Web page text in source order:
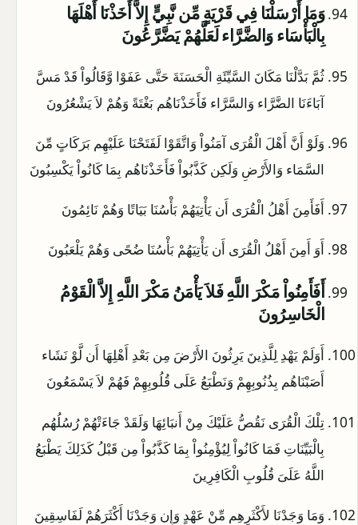
وَمَا أَرْسَلْنَا فِي قَرْيَةٍ مِّن نَّبِيٍّ إِلاَّ أَخَذْنَا أَهْلَهَا
بِالْبَأْسَاء وَالضَّرَّاء لَعَلَّهُمْ يَضَّرَّعُونَ
ثُمَّ بَدَّلْنَا مَكَانَ السَّيِّئَةِ الْحَسَنَةَ حَتَّى عَفَوْا وَّقَالُواْ قَدْ مَسَّ
آبَاءَنَا الضَّرَّاء وَالسَّرَّاء فَأَخَذْنَاهُم بَغْتَةً وَهُمْ لاَ يَشْعُرُونَ
وَلَوْ أَنَّ أَهْلَ الْقُرَى آمَنُواْ وَاتَّقَوْا لَفَتَحْنَا عَلَيْهِم بَرَكَاتٍ مِّنَ
السَّمَاء وَالأَرْضِ وَلَكِن كَذَّبُواْ فَأَخَذْنَاهُم بِمَا كَانُواْ يَكْسِبُونَ
أَفَأَمِنَ أَهْلُ الْقُرَى أَن يَأْتِيَهُمْ بَأْسُنَا بَيَاتًا وَهُمْ نَائِمُونَ
أَوَ أَمِنَ أَهْلُ الْقُرَى أَن يَأْتِيَهُمْ بَأْسُنَا ضُحًى وَهُمْ يَلْعَبُونَ
أَفَأَمِنُواْ مَكْرَ اللَّهِ فَلاَ يَأْمَنُ مَكْرَ اللَّهِ إِلاَّ الْقَوْمُ
الْخَاسِرُونَ
أَوَلَمْ يَهْدِ لِلَّذِينَ يَرِثُونَ الأَرْضَ مِن بَعْدِ أَهْلِهَا أَن لَّوْ نَشَاء
أَصَبْنَاهُم بِذُنُوبِهِمْ وَنَطْبَعُ عَلَى قُلُوبِهِمْ فَهُمْ لاَ يَسْمَعُونَ
تِلْكَ الْقُرَى نَقُصُّ عَلَيْكَ مِنْ أَنبَائِهَا وَلَقَدْ جَاءَتْهُمْ رُسُلُهُم
بِالْبَيِّنَاتِ فَمَا كَانُواْ لِيُؤْمِنُواْ بِمَا كَذَّبُواْ مِن قَبْلُ كَذَلِكَ يَطْبَعُ
اللَّهُ عَلَىَ قُلُوبِ الْكَافِرِينَ
وَمَا وَجَدْنَا لأَكْثَرِهِم مِّنْ عَهْدٍ وَإِن وَجَدْنَا أَكْثَرَهُمْ لَفَاسِقِينَ